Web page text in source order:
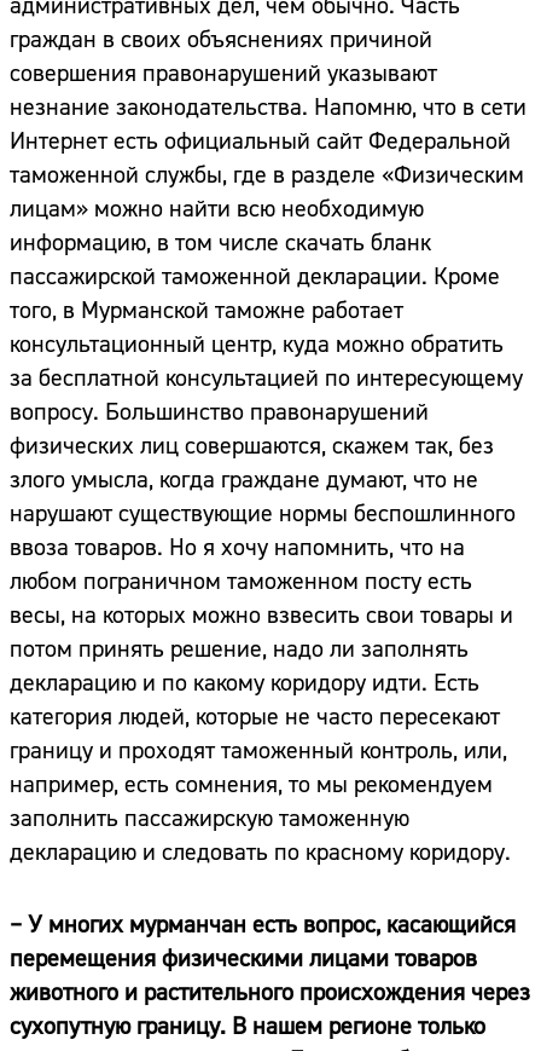
граждан в своих объяснениях причиной
совершения правонарушений указывают
незнание законодательства. Напомню, что в сети
Интернет есть официальный сайт Федеральной
таможенной службы, где в разделе «Физическим
лицам» можно найти всю необходимую
информацию, в том числе скачать бланк
пассажирской таможенной декларации. Кроме
того, в Мурманской таможне работает
консультационный центр, куда можно обратить
за бесплатной консультацией по интересующему
вопросу. Большинство правонарушений
физических лиц совершаются, скажем так, без
злого умысла, когда граждане думают, что не
нарушают существующие нормы беспошлинного
ввоза товаров. Но я хочу напомнить, что на
любом пограничном таможенном посту есть
весы, на которых можно взвесить свои товары и
потом принять решение, надо ли заполнять
декларацию и по какому коридору идти. Есть
категория людей, которые не часто пересекают
границу и проходят таможенный контроль, или,
например, есть сомнения, то мы рекомендуем
заполнить пассажирскую таможенную
декларацию и следовать по красному коридору.
– У многих мурманчан есть вопрос, касающийся
перемещения физическими лицами товаров
животного и растительного происхождения через
сухопутную границу. В нашем регионе только
Адрес:
Телефон: